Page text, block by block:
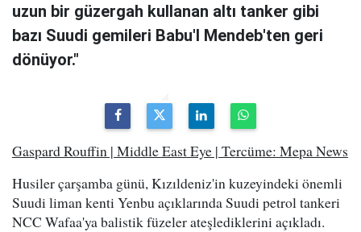
uzun bir güzergah kullanan altı tanker gibi
bazı Suudi gemileri Babu'l Mendeb'ten geri
dönüyor."
Gaspard Rouffin | Middle East Eye | Tercüme: Mepa News
Husiler çarşamba günü, Kızıldeniz'in kuzeyindeki önemli
Suudi liman kenti Yenbu açıklarında Suudi petrol tankeri
NCC Wafaa'ya balistik füzeler ateşlediklerini açıkladı.